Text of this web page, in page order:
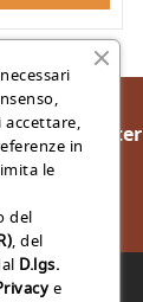
Newsletter
accettare,
in
le
del
, del
D.lgs.
e